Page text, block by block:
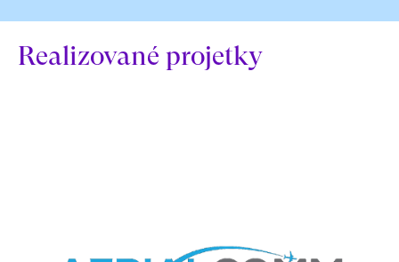
Realizované projetky